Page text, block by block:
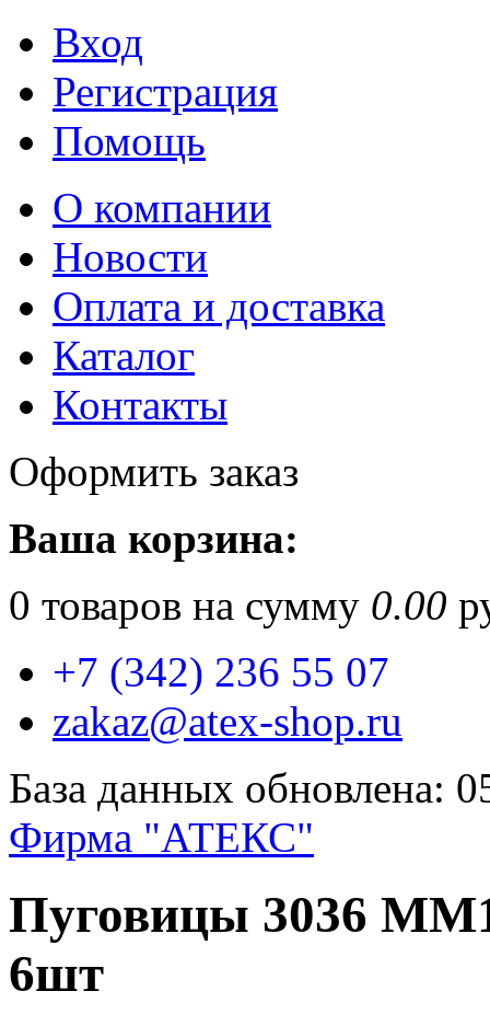
Вход
Регистрация
Помощь
О компании
Новости
Оплата и доставка
Каталог
Контакты
Оформить заказ
Ваша корзина:
0 товаров на сумму 0.00
+7 (342) 236 55 07
zakaz@atex-shop.ru
База данных обновлена:
Фирма "АТЕКС"
Пуговицы 3036
6шт